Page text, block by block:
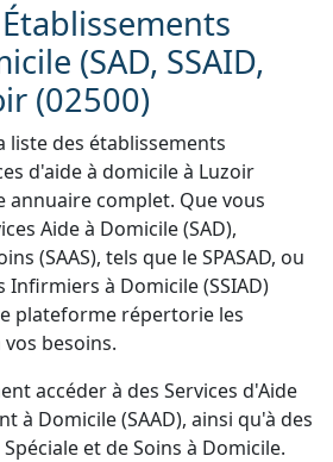
(SAD, SSAID,
(02500)
liste des établissements
d'aide à domicile à Luzoir
annuaire complet. Que vous
Aide à Domicile (SAD),
(SAAS), tels que le SPASAD, ou
Infirmiers à Domicile (SSIAD)
plateforme répertorie les
besoins.
accéder à des Services d'Aide
à Domicile (SAAD), ainsi qu'à des
et de Soins à Domicile.